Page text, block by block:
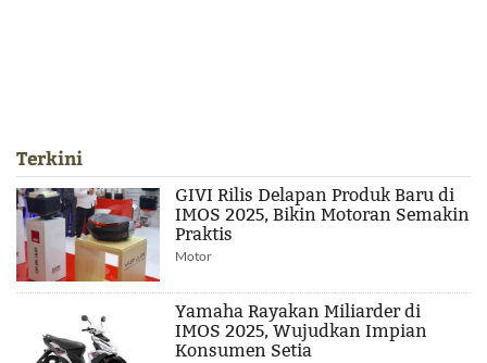
Terkini
GIVI Rilis Delapan Produk Baru di
IMOS 2025, Bikin Motoran Semakin
Praktis
Motor
Yamaha Rayakan Miliarder di
IMOS 2025, Wujudkan Impian
Konsumen Setia